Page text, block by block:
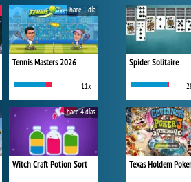
Tennis Masters 2026
11x
hace 1 día
Witch Craft Potion Sort
hace 4 días
Spider Solitaire
Texas Holdem